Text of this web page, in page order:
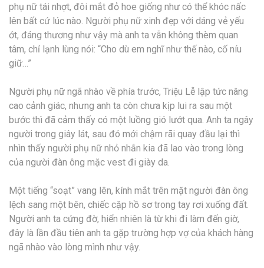
phụ nữ tái nhợt, đôi mắt đỏ hoe giống như có thể khóc nấc
lên bất cứ lúc nào. Người phụ nữ xinh đẹp với dáng vẻ yếu
ớt, đáng thương như vậy mà anh ta vẫn không thèm quan
tâm, chỉ lạnh lùng nói: “Cho dù em nghĩ như thế nào, cố níu
giữ…”
Người phụ nữ ngã nhào về phía trước, Triệu Lễ lập tức nâng
cao cảnh giác, nhưng anh ta còn chưa kịp lui ra sau một
bước thì đã cảm thấy có một luồng gió lướt qua. Anh ta ngây
người trong giây lát, sau đó mới chậm rãi quay đầu lại thì
nhìn thấy người phụ nữ nhỏ nhắn kia đã lao vào trong lòng
của người đàn ông mặc vest đi giày da.
Một tiếng “soạt” vang lên, kính mắt trên mặt người đàn ông
lệch sang một bên, chiếc cặp hồ sơ trong tay rơi xuống đất.
Người anh ta cứng đờ, hiển nhiên là từ khi đi làm đến giờ,
đây là lần đầu tiên anh ta gặp trường hợp vợ của khách hàng
ngã nhào vào lòng mình như vậy.